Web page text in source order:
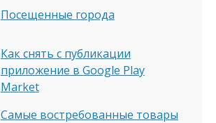
Посещенные города
Как снять с публикации
приложение в Google Play
Market
Самые востребованные товары